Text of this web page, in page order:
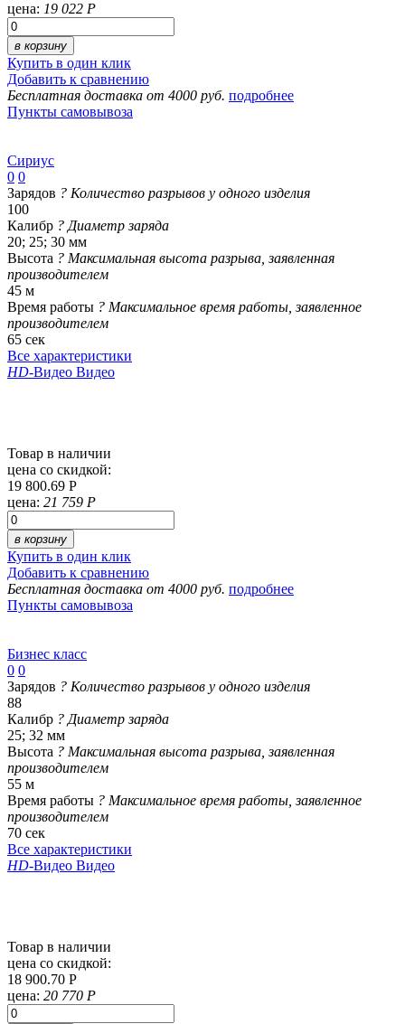
цена: 19 022 Р
в корзину
Купить в один клик
Добавить к сравнению
Бесплатная доставка от 4000 руб. подробнее
Пункты самовывоза
Сириус
0 0
Зарядов ? Количество разрывов у одного изделия
100
Калибр ? Диаметр заряда
20; 25; 30 мм
Высота ? Максимальная высота разрыва, заявленная
производителем
45 м
Время работы ? Максимальное время работы, заявленное
производителем
65 сек
Все характеристики
HD-Видео Видео
Товар в наличии
цена со скидкой:
19 800.69 Р
цена: 21 759 Р
в корзину
Купить в один клик
Добавить к сравнению
Бесплатная доставка от 4000 руб. подробнее
Пункты самовывоза
Бизнес класс
0 0
Зарядов ? Количество разрывов у одного изделия
88
Калибр ? Диаметр заряда
25; 32 мм
Высота ? Максимальная высота разрыва, заявленная
производителем
55 м
Время работы ? Максимальное время работы, заявленное
производителем
70 сек
Все характеристики
HD-Видео Видео
Товар в наличии
цена со скидкой:
18 900.70 Р
цена: 20 770 Р